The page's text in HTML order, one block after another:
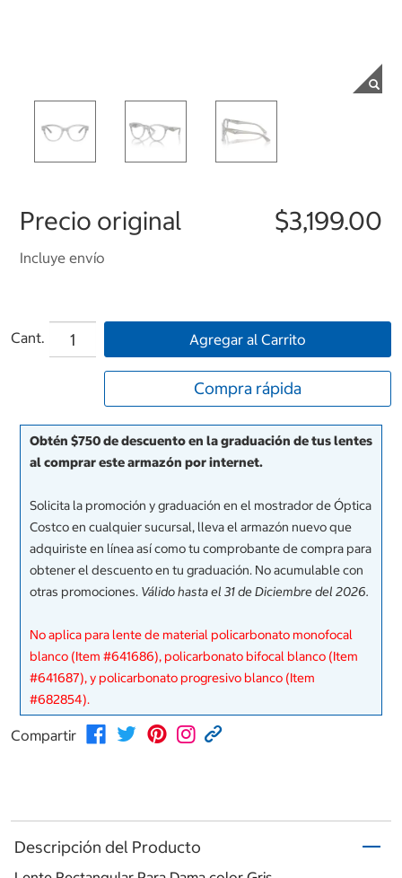
Precio original $3,199.00
Incluye envío
Cant. Agregar al Carrito
Compra rápida
Obtén $750 de descuento en la graduación de tus lentes
al comprar este armazón por internet.
Solicita la promoción y graduación en el mostrador de Óptica
Costco en cualquier sucursal, lleva el armazón nuevo que
adquiriste en línea así como tu comprobante de compra para
obtener el descuento en tu graduación. No acumulable con
otras promociones. Válido hasta el 31 de Diciembre del 2026.
No aplica para lente de material policarbonato monofocal
blanco (Item #641686), policarbonato bifocal blanco (Item
#641687), y policarbonato progresivo blanco (Item
#682854).
Compartir
Descripción del Producto